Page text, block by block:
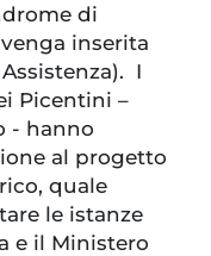
di
inserita
I
Picentini –
- hanno
al progetto
quale
le istanze
e il Ministero